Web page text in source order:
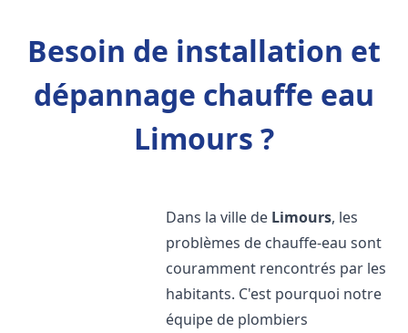
Besoin de installation et
dépannage chauffe eau
Limours ?
Dans la ville de Limours, les
problèmes de chauffe-eau sont
couramment rencontrés par les
habitants. C'est pourquoi notre
équipe de plombiers